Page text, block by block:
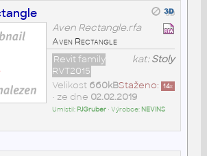
Aven Rectangle.rfa
Aven Rectangle
kat:Stoly
Revit family
RVT2015
Staženo: 14x
Velikost 660kB
• ze dne 02.02.2019
Umístil: PJGruber• Výrobce: NEVINS